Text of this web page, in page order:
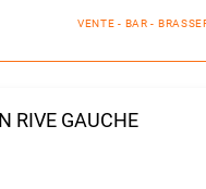
VENTE - BAR -
RIVE GAUCHE